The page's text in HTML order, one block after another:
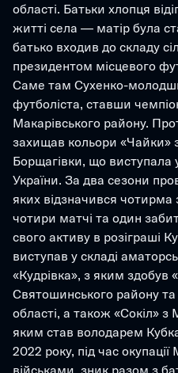
області. Батьки хлопця
житті села — матір була
батько входив до складу
президентом місцевого
Саме там Сухенко-
футболіста, ставши
Макарівського району.
захищав кольори «Чайки»
Борщагівки, що виступала
України. За два сезони
яких відзначився
чотири матчі та один
свого активу в розіграші
виступав у складі
«Кудрівка», з яким здобув
Святошинського району та
області, а також «Сокіл»
яким став володарем
2022 року, під час
військами, зник разом з